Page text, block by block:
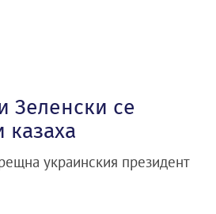
Зеленски се
казаха
украинския президент